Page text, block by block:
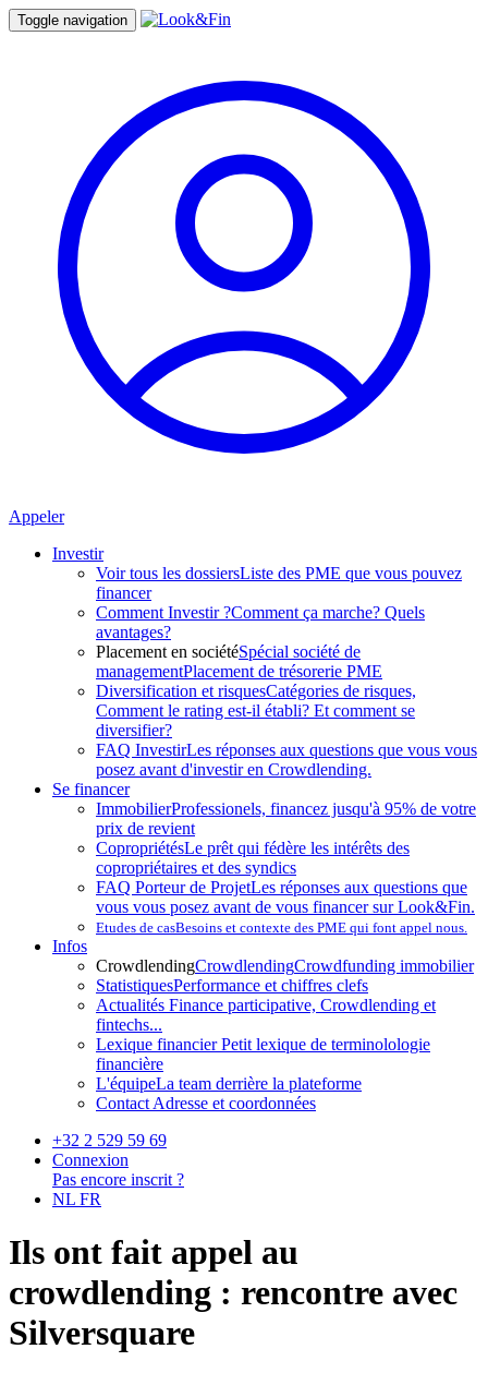
Toggle navigation
Appeler
Investir
Voir tous les dossiersListe des PME que vous pouvez
financer
Comment Investir ?Comment ça marche? Quels
avantages?
Placement en sociétéSpécial société de
managementPlacement de trésorerie PME
Diversification et risquesCatégories de risques,
Comment le rating est-il établi? Et comment se
diversifier?
FAQ InvestirLes réponses aux questions que vous vous
posez avant d'investir en Crowdlending.
Se financer
ImmobilierProfessionels, financez jusqu'à 95% de votre
prix de revient
CopropriétésLe prêt qui fédère les intérêts des
copropriétaires et des syndics
FAQ Porteur de ProjetLes réponses aux questions que
vous vous posez avant de vous financer sur Look&Fin.
Etudes de casBesoins et contexte des PME qui font appel nous.
Infos
CrowdlendingCrowdlendingCrowdfunding immobilier
StatistiquesPerformance et chiffres clefs
Actualités Finance participative, Crowdlending et
fintechs...
Lexique financierPetit lexique de terminolologie
financière
L'équipeLa team derrière la plateforme
Contact Adresse et coordonnées
+32 2 529 59 69
Connexion
Pas encore inscrit ?
NL FR
Ils ont fait appel au
crowdlending : rencontre avec
Silversquare